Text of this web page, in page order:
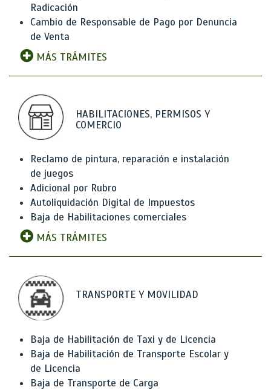
Radicación
Cambio de Responsable de Pago por Denuncia
de Venta
MÁS TRÁMITES
HABILITACIONES, PERMISOS Y
COMERCIO
Reclamo de pintura, reparación e instalación
de juegos
Adicional por Rubro
Autoliquidación Digital de Impuestos
Baja de Habilitaciones comerciales
MÁS TRÁMITES
TRANSPORTE Y MOVILIDAD
Baja de Habilitación de Taxi y de Licencia
Baja de Habilitación de Transporte Escolar y
de Licencia
Baja de Transporte de Carga